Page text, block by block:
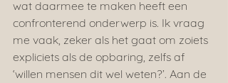
wat daarmee te maken heeft een
confronterend onderwerp is. Ik vraag
me vaak, zeker als het gaat om zoiets
expliciets als de opbaring, zelfs af
‘willen mensen dit wel weten?’. Aan de